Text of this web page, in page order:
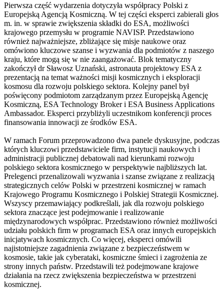
Pierwsza część wydarzenia dotyczyła współpracy Polski z
Europejską Agencją Kosmiczną. W tej części eksperci zabierali głos
m. in. w sprawie zwiększenia składki do ESA, możliwości
krajowego przemysłu w programie NAVISP. Przedstawiono
również najważniejsze, zbliżające się misje naukowe oraz
omówiono kluczowe szanse i wyzwania dla podmiotów z naszego
kraju, które mogą się w nie zaangażować. Blok tematyczny
zakończył dr Sławosz Uznański, astronauta projektowy ESA z
prezentacją na temat ważności misji kosmicznych i eksploracji
kosmosu dla rozwoju polskiego sektora. Kolejny panel był
poświęcony podmiotom zarządzanym przez Europejską Agencję
Kosmiczną, ESA Technology Broker i ESA Business Applications
Ambassador. Eksperci przybliżyli uczestnikom konferencji proces
finansowania innowacji ze środków ESA.
W ramach Forum przeprowadzono dwa panele dyskusyjne, podczas
których kluczowi przedstawiciele firm, instytucji naukowych i
administracji publicznej debatowali nad kierunkami rozwoju
polskiego sektora kosmicznego w perspektywie najbliższych lat.
Prelegenci przenalizowali wyzwania i szanse związane z realizacją
strategicznych celów Polski w przestrzeni kosmicznej w ramach
Krajowego Programu Kosmicznego i Polskiej Strategii Kosmicznej.
Wszyscy przemawiający podkreślali, jak dla rozwoju polskiego
sektora znaczące jest podejmowanie i realizowanie
międzynarodowych współprac. Przedstawiono również możliwości
udziału polskich firm w programach ESA oraz innych europejskich
inicjatywach kosmicznych. Co więcej, eksperci omówili
najistotniejsze zagadnienia związane z bezpieczeństwem w
kosmosie, takie jak cyberataki, kosmiczne śmieci i zagrożenia ze
strony innych państw. Przedstawili też podejmowane krajowe
działania na rzecz zwiększenia bezpieczeństwa w przestrzeni
kosmicznej.